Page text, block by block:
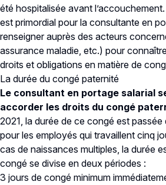
été hospitalisée avant
est primordial pour la consultante en
renseigner auprès des acteurs
assurance maladie, etc.) pour
droits et obligations en matière de
La durée du congé paternité
Le consultant en portage salarial
accorder les droits du congé
2021, la durée de ce congé est passée
pour les employés qui travaillent cinq
cas de naissances multiples, la durée
congé se divise en deux périodes :
3 jours de congé minimum